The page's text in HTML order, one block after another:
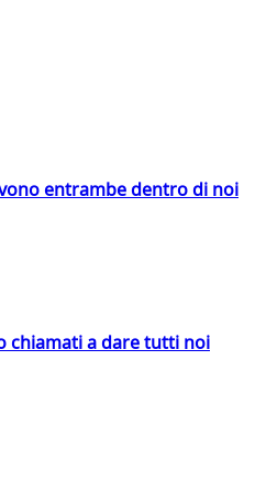
entrambe dentro di noi
chiamati a dare tutti noi